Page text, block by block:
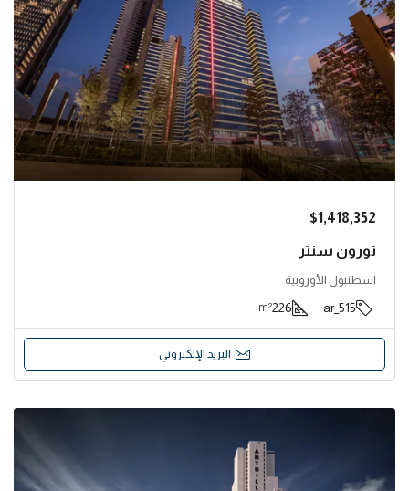
$1,418,352
تورون سنتر
اسطنبول الأوروبية
515_ar
226
m²
البريد الإلكتروني